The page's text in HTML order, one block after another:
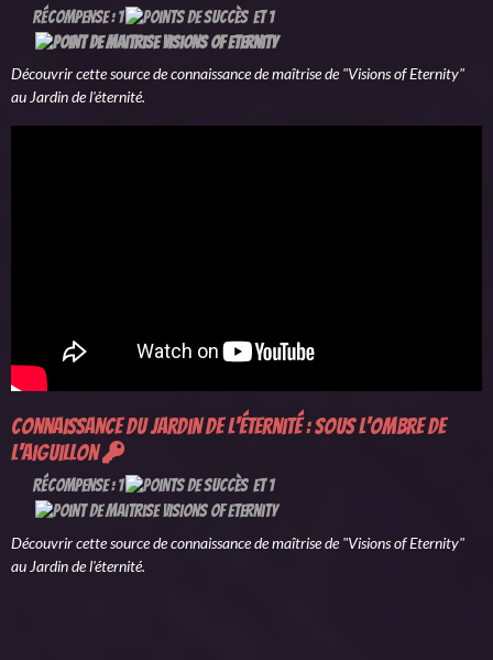
Récompense : 1 et 1
Découvrir cette source de connaissance de maîtrise de "Visions of Eternity"
au Jardin de l'éternité.
Connaissance du Jardin de l'éternité : Sous l'ombre de
l'Aiguillon
Récompense : 1 et 1
Découvrir cette source de connaissance de maîtrise de "Visions of Eternity"
au Jardin de l'éternité.